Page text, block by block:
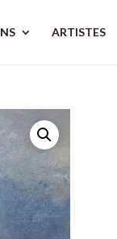
ARTISTES